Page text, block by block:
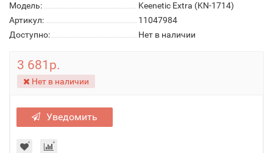
Модель:
Keenetic Extra (KN-1714)
Артикул:
11047984
Доступно:
Нет в наличии
3 681р.
Нет в наличии
Уведомить